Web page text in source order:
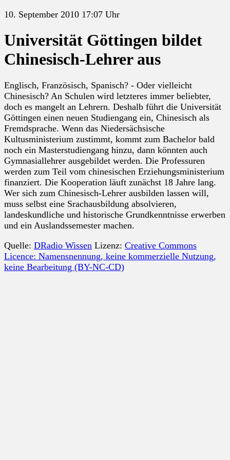
10. September 2010 17:07 Uhr
Universität Göttingen bildet
Chinesisch-Lehrer aus
Englisch, Französisch, Spanisch? - Oder vielleicht
Chinesisch? An Schulen wird letzteres immer beliebter,
doch es mangelt an Lehrern. Deshalb führt die Universität
Göttingen einen neuen Studiengang ein, Chinesisch als
Fremdsprache. Wenn das Niedersächsische
Kultusministerium zustimmt, kommt zum Bachelor bald
noch ein Masterstudiengang hinzu, dann könnten auch
Gymnasiallehrer ausgebildet werden. Die Professuren
werden zum Teil vom chinesischen Erziehungsministerium
finanziert. Die Kooperation läuft zunächst 18 Jahre lang.
Wer sich zum Chinesisch-Lehrer ausbilden lassen will,
muss selbst eine Srachausbildung absolvieren,
landeskundliche und historische Grundkenntnisse erwerben
und ein Auslandssemester machen.
Quelle: DRadio Wissen Lizenz: Creative Commons
Licence: Namensnennung, keine kommerzielle Nutzung,
keine Bearbeitung (BY-NC-CD)